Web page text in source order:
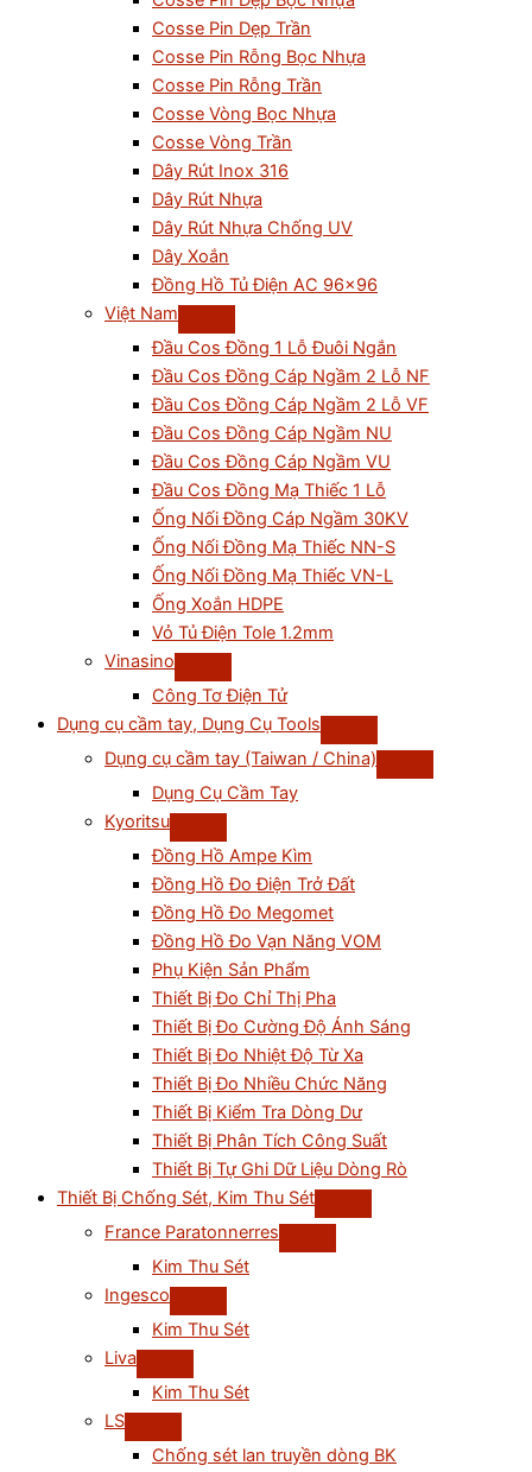
Cosse Pin Dẹp Trần
Cosse Pin Rỗng Bọc Nhựa
Cosse Pin Rỗng Trần
Cosse Vòng Bọc Nhựa
Cosse Vòng Trần
Dây Rút Inox 316
Dây Rút Nhựa
Dây Rút Nhựa Chống UV
Dây Xoắn
Đồng Hồ Tủ Điện AC 96×96
Việt Nam
Đầu Cos Đồng 1 Lỗ Đuôi Ngắn
Đầu Cos Đồng Cáp Ngầm 2 Lỗ NF
Đầu Cos Đồng Cáp Ngầm 2 Lỗ VF
Đầu Cos Đồng Cáp Ngầm NU
Đầu Cos Đồng Cáp Ngầm VU
Đầu Cos Đồng Mạ Thiếc 1 Lỗ
Ống Nối Đồng Cáp Ngầm 30KV
Ống Nối Đồng Mạ Thiếc NN-S
Ống Nối Đồng Mạ Thiếc VN-L
Ống Xoắn HDPE
Vỏ Tủ Điện Tole 1.2mm
Vinasino
Công Tơ Điện Tử
Dụng cụ cầm tay, Dụng Cụ Tools
Dụng cụ cầm tay (Taiwan / China)
Dụng Cụ Cầm Tay
Kyoritsu
Đồng Hồ Ampe Kìm
Đồng Hồ Đo Điện Trở Đất
Đồng Hồ Đo Megomet
Đồng Hồ Đo Vạn Năng VOM
Phụ Kiện Sản Phẩm
Thiết Bị Đo Chỉ Thị Pha
Thiết Bị Đo Cường Độ Ánh Sáng
Thiết Bị Đo Nhiệt Độ Từ Xa
Thiết Bị Đo Nhiều Chức Năng
Thiết Bị Kiểm Tra Dòng Dư
Thiết Bị Phân Tích Công Suất
Thiết Bị Tự Ghi Dữ Liệu Dòng Rò
Thiết Bị Chống Sét, Kim Thu Sét
France Paratonnerres
Kim Thu Sét
Ingesco
Kim Thu Sét
Liva
Kim Thu Sét
LS
Chống sét lan truyền dòng BK